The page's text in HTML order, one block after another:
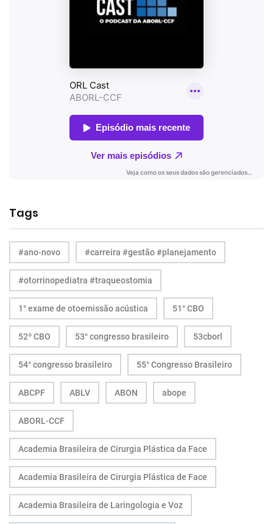
Tags
#ano-novo #carreira #gestão #planejamento
#otorrinopediatra #traqueostomia
1° exame de otoemissão acústica 51° CBO
52º CBO 53° congresso brasileiro 53cborl
54° congresso brasileiro 55° Congresso Brasileiro
ABCPF ABLV ABON abope
ABORL-CCF
Academia Brasileira de Cirurgia Plástica da Face
Academia Brasileira de Cirurgia Plástica de Face
Academia Brasileira de Laringologia e Voz